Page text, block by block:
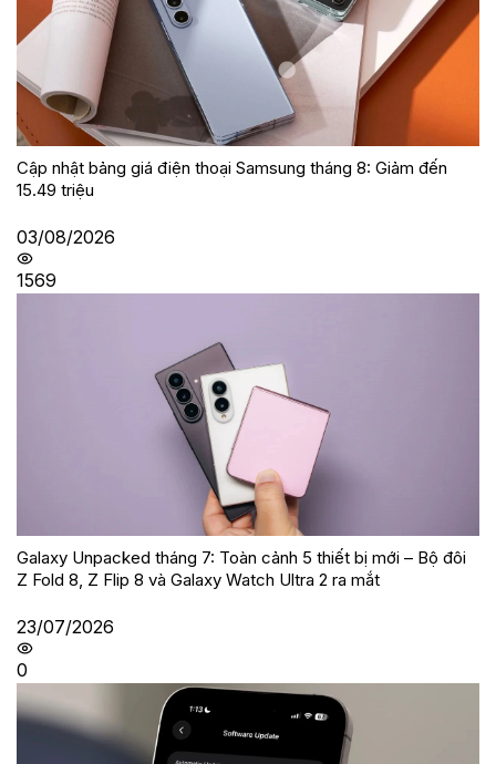
Cập nhật bảng giá điện thoại Samsung tháng 8: Giảm đến
15.49 triệu
03/08/2026
1569
Galaxy Unpacked tháng 7: Toàn cảnh 5 thiết bị mới – Bộ đôi
Z Fold 8, Z Flip 8 và Galaxy Watch Ultra 2 ra mắt
23/07/2026
0